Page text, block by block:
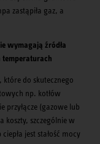
zastąpiła gaz, a
wymagają źródła
które do skutecznego
np. kotłów
przyłącze (gazowe lub
koszty, szczególnie w
jest stałość mocy